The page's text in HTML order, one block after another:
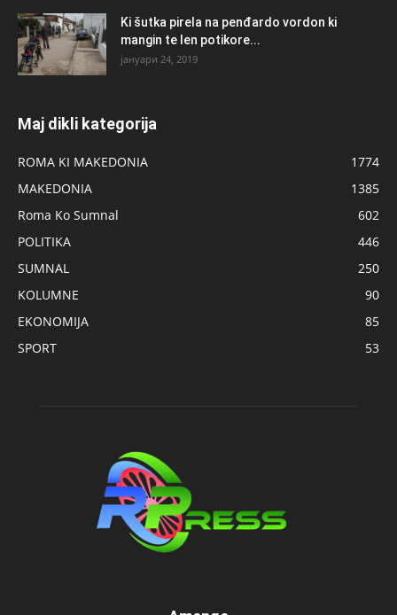
Ki šutka pirela na penđardo vordon ki
mangin te len potikore...
јануари 24, 2019
Maj dikli kategorija
ROMA KI MAKEDONIA
1774
MAKEDONIA
1385
Roma Ko Sumnal
602
POLITIKA
446
SUMNAL
250
KOLUMNE
90
EKONOMIJA
85
SPORT
53